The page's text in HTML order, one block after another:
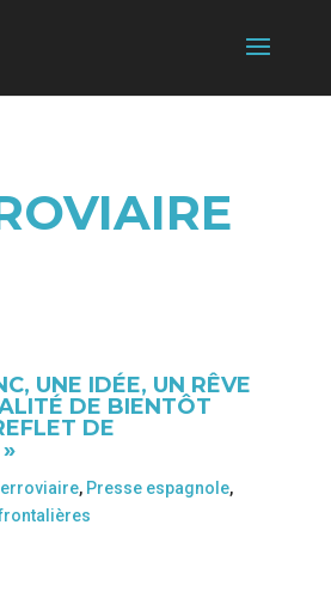
UNE IDÉE, UN RÊVE
DE BIENTÔT
DE
, Presse espagnole,